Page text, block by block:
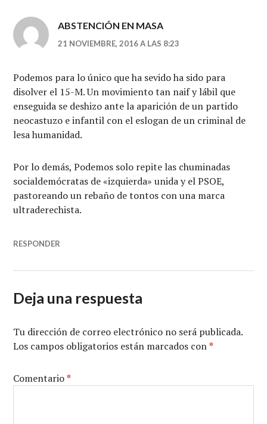
ABSTENCIÓN EN MASA
21 NOVIEMBRE, 2016 A LAS 8:23
Podemos para lo único que ha sevido ha sido para
disolver el 15-M. Un movimiento tan naif y lábil que
enseguida se deshizo ante la aparición de un partido
neocastuzo e infantil con el eslogan de un criminal de
lesa humanidad.
Por lo demás, Podemos solo repite las chuminadas
socialdemócratas de «izquierda» unida y el PSOE,
pastoreando un rebaño de tontos con una marca
ultraderechista.
RESPONDER
Deja una respuesta
Tu dirección de correo electrónico no será publicada.
Los campos obligatorios están marcados con*
Comentario*